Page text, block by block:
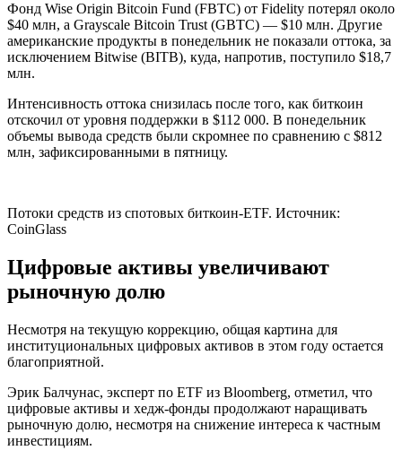
Фонд Wise Origin Bitcoin Fund (FBTC) от Fidelity потерял около
$40 млн, а Grayscale Bitcoin Trust (GBTC) — $10 млн. Другие
американские продукты в понедельник не показали оттока, за
исключением Bitwise (BITB), куда, напротив, поступило $18,7
млн.
Интенсивность оттока снизилась после того, как биткоин
отскочил от уровня поддержки в $112 000. В понедельник
объемы вывода средств были скромнее по сравнению с $812
млн, зафиксированными в пятницу.
Потоки средств из спотовых биткоин-ETF. Источник:
CoinGlass
Цифровые активы увеличивают
рыночную долю
Несмотря на текущую коррекцию, общая картина для
институциональных цифровых активов в этом году остается
благоприятной.
Эрик Балчунас, эксперт по ETF из Bloomberg, отметил, что
цифровые активы и хедж-фонды продолжают наращивать
рыночную долю, несмотря на снижение интереса к частным
инвестициям.